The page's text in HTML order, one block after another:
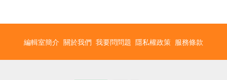
編輯室簡介 關於我們 我要問問題 隱私權政策 服務條款